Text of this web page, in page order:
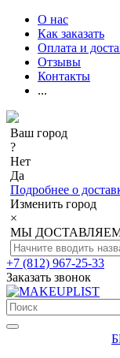
О нас
Как заказать
Оплата и
Отзывы
Контакты
...
Ваш город
?
Нет
Да
Подробнее о
Изменить город
×
МЫ
+7 (812) 967-25-33
Заказать звонок